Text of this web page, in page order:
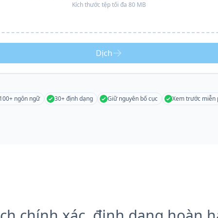
Kích thước tệp tối đa 80 MB
Dịch
ngôn ngữ 30+ định dạng Giữ nguyên bố cục Xem trước miễn